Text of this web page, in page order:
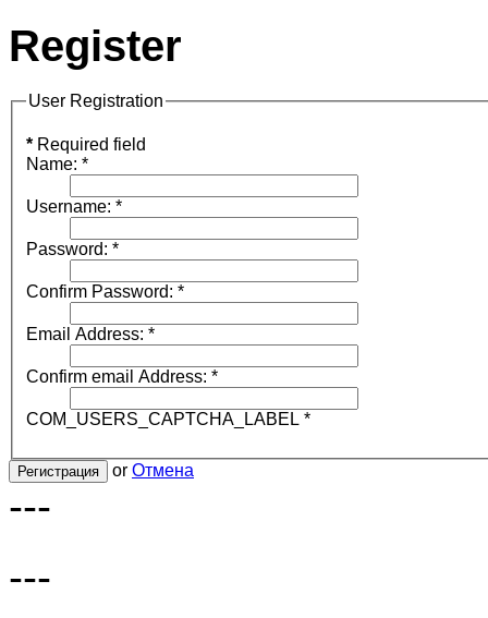
Register
User Registration
* Required field
Name: *
Username: *
Password: *
Confirm Password: *
Email Address: *
Confirm email Address: *
COM_USERS_CAPTCHA_LABEL *
Регистрация or Отмена
---
---